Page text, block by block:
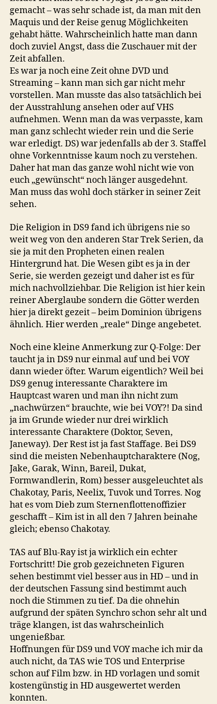
gemacht – was sehr schade ist, da man mit den
Maquis und der Reise genug Möglichkeiten
gehabt hätte. Wahrscheinlich hatte man dann
doch zuviel Angst, dass die Zuschauer mit der
Zeit abfallen.
Es war ja noch eine Zeit ohne DVD und
Streaming – kann man sich gar nicht mehr
vorstellen. Man musste das also tatsächlich bei
der Ausstrahlung ansehen oder auf VHS
aufnehmen. Wenn man da was verpasste, kam
man ganz schlecht wieder rein und die Serie
war erledigt. DS) war jedenfalls ab der 3. Staffel
ohne Vorkenntnisse kaum noch zu verstehen.
Daher hat man das ganze wohl nicht wie von
euch „gewünscht“ noch länger ausgedehnt.
Man muss das wohl doch stärker in seiner Zeit
sehen.
Die Religion in DS9 fand ich übrigens nie so
weit weg von den anderen Star Trek Serien, da
sie ja mit den Propheten einen realen
Hintergrund hat. Die Wesen gibt es ja in der
Serie, sie werden gezeigt und daher ist es für
mich nachvollziehbar. Die Religion ist hier kein
reiner Aberglaube sondern die Götter werden
hier ja direkt gezeit – beim Dominion übrigens
ähnlich. Hier werden „reale“ Dinge angebetet.
Noch eine kleine Anmerkung zur Q-Folge: Der
taucht ja in DS9 nur einmal auf und bei VOY
dann wieder öfter. Warum eigentlich? Weil bei
DS9 genug interessante Charaktere im
Hauptcast waren und man ihn nicht zum
„nachwürzen“ brauchte, wie bei VOY?! Da sind
ja im Grunde wieder nur drei wirklich
interessante Charaktere (Doktor, Seven,
Janeway). Der Rest ist ja fast Staffage. Bei DS9
sind die meisten Nebenhauptcharaktere (Nog,
Jake, Garak, Winn, Bareil, Dukat,
Formwandlerin, Rom) besser ausgeleuchtet als
Chakotay, Paris, Neelix, Tuvok und Torres. Nog
hat es vom Dieb zum Sternenflottenoffizier
geschafft – Kim ist in all den 7 Jahren beinahe
gleich; ebenso Chakotay.
TAS auf Blu-Ray ist ja wirklich ein echter
Fortschritt! Die grob gezeichneten Figuren
sehen bestimmt viel besser aus in HD – und in
der deutschen Fassung sind bestimmt auch
noch die Stimmen zu tief. Da die ohnehin
aufgrund der späten Synchro schon sehr alt und
träge klangen, ist das wahrscheinlich
ungenießbar.
Hoffnungen für DS9 und VOY mache ich mir da
auch nicht, da TAS wie TOS und Enterprise
schon auf Film bzw. in HD vorlagen und somit
kostengünstig in HD ausgewertet werden
konnten.